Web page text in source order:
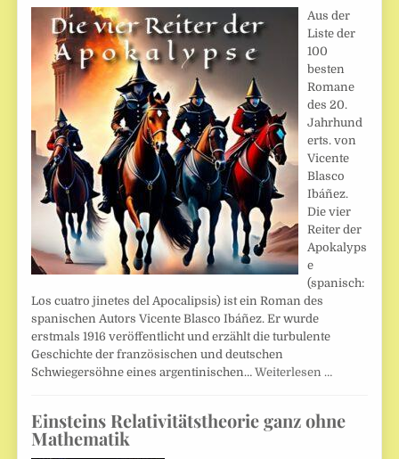
Aus der
Liste der
100
besten
Romane
des 20.
Jahrhund
erts. von
Vicente
Blasco
Ibáñez.
Die vier
Reiter der
Apokalyps
e
(spanisch:
Los cuatro jinetes del Apocalipsis) ist ein Roman des
spanischen Autors Vicente Blasco Ibáñez. Er wurde
erstmals 1916 veröffentlicht und erzählt die turbulente
Geschichte der französischen und deutschen
Schwiegersöhne eines argentinischen…Weiterlesen …
Einsteins Relativitätstheorie ganz ohne
Mathematik